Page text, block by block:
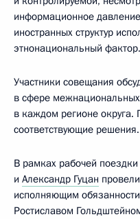
информационное
иностранных структур
этнонациональный фактор.
Участники совещания
в сфере
в каждом регионе округа.
соответствующие решения.
В рамках рабочей поездки
и Александр Гуцан
исполняющим
Ростиславом